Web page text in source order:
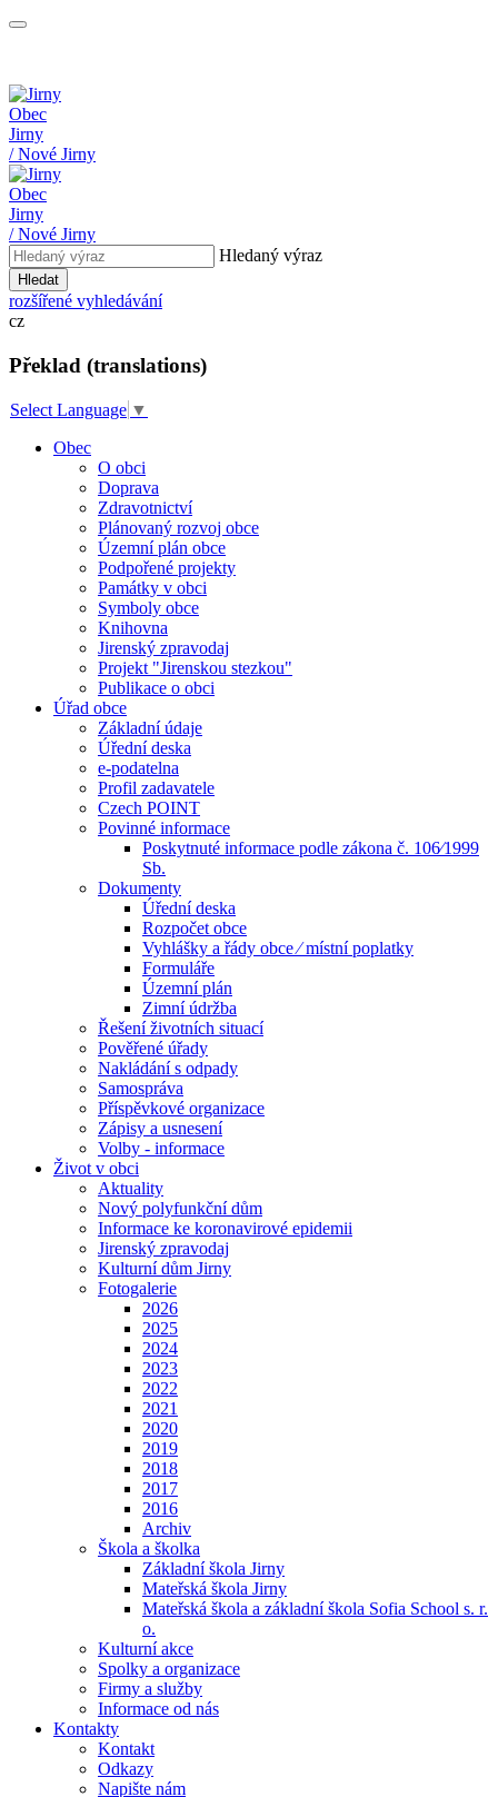
Obec
Jirny
/ Nové Jirny
Obec
Jirny
/ Nové Jirny
Hledaný výraz
Hledat
rozšířené vyhledávání
cz
Překlad (translations)
Select Language ▼
Obec
O obci
Doprava
Zdravotnictví
Plánovaný rozvoj obce
Územní plán obce
Podpořené projekty
Památky v obci
Symboly obce
Knihovna
Jirenský zpravodaj
Projekt "Jirenskou stezkou"
Publikace o obci
Úřad obce
Základní údaje
Úřední deska
e-podatelna
Profil zadavatele
Czech POINT
Povinné informace
Poskytnuté informace podle zákona č. 106⁄1999
Sb.
Dokumenty
Úřední deska
Rozpočet obce
Vyhlášky a řády obce ⁄ místní poplatky
Formuláře
Územní plán
Zimní údržba
Řešení životních situací
Pověřené úřady
Nakládání s odpady
Samospráva
Příspěvkové organizace
Zápisy a usnesení
Volby - informace
Život v obci
Aktuality
Nový polyfunkční dům
Informace ke koronavirové epidemii
Jirenský zpravodaj
Kulturní dům Jirny
Fotogalerie
2026
2025
2024
2023
2022
2021
2020
2019
2018
2017
2016
Archiv
Škola a školka
Základní škola Jirny
Mateřská škola Jirny
Mateřská škola a základní škola Sofia School s. r.
o.
Kulturní akce
Spolky a organizace
Firmy a služby
Informace od nás
Kontakty
Kontakt
Odkazy
Napište nám